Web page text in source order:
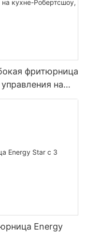
фритюрница
на
(GF120)
Energy